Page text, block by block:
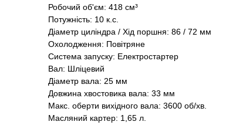
Робочий об'єм: 418 см³
Потужність: 10 к.с.
Діаметр циліндра / Хід поршня: 86 / 72 мм
Охолодження: Повітряне
Система запуску: Електростартер
Вал: Шліцевий
Діаметр вала: 25 мм
Довжина хвостовика вала: 33 мм
Макс. оберти вихідного вала: 3600 об/хв.
Масляний картер: 1,65 л.